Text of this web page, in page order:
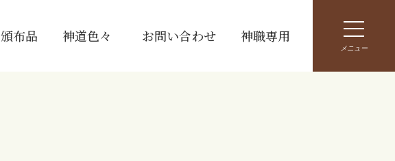
頒布品 神道色々 お問い合わせ 神職専用
メニュー